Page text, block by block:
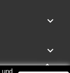
keyboard_arrow_down
keyboard_arrow_down
und